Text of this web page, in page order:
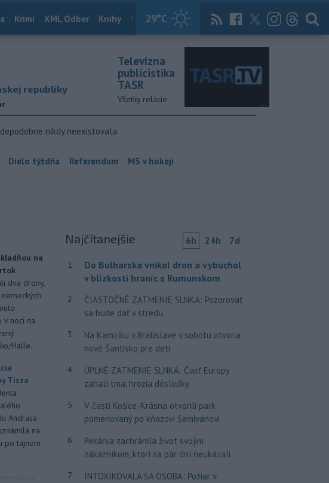
29°C
Krimi XML Odber Knihy Útulkovo Magazín News Now Archív
republiky
Televízna
publicistika
TASR
Všetky relácie
nikdy neexistovala
Dielo týždňa Referendum MS v hokeji
na
dva drony,
v noci na
Halle.
Tisza
Andrása
na
po tajnom
Najčítanejšie 6h 24h 7d
1
Do Bulharska vnikol dron a vybuchol
v blízkosti hraníc s Rumunskom
2
ČIASTOČNÉ ZATMENIE SLNKA: Pozorovať
sa bude dať v stredu
3
Na Kamzíku v Bratislave v sobotu otvoria
nové Šantisko pre deti
4
ÚPLNÉ ZATMENIE SLNKA: Časť Európy
zahalí tma, hrozia dôsledky
5
V časti Košice-Krásna otvorili park
pomenovaný po kňazovi Semivanovi
6
Pekárka zachránila život svojim
zákazníkom, ktorí sa pár dní neukázali
7
INTOXIKOVALA SA OSOBA: Požiar v